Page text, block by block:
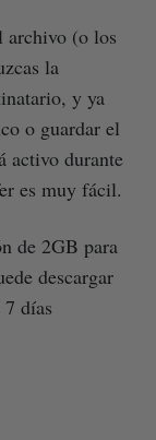
archivo (o los
la
y ya
o guardar el
activo durante
es muy fácil.
de 2GB para
descargar
días